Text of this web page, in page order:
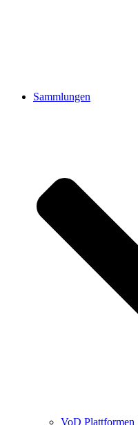
Sammlungen
VoD Plattformen